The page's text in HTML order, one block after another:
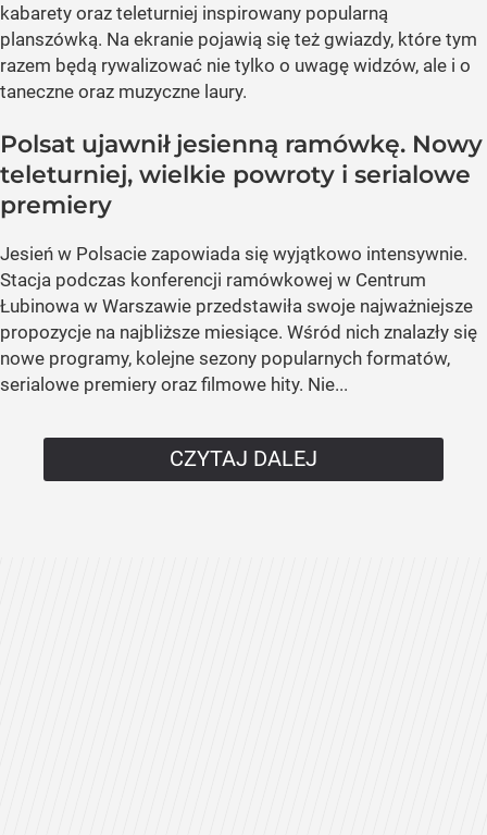
kabarety oraz teleturniej inspirowany popularną
planszówką. Na ekranie pojawią się też gwiazdy, które tym
razem będą rywalizować nie tylko o uwagę widzów, ale i o
taneczne oraz muzyczne laury.
Polsat ujawnił jesienną ramówkę. Nowy
teleturniej, wielkie powroty i serialowe
premiery
Jesień w Polsacie zapowiada się wyjątkowo intensywnie.
Stacja podczas konferencji ramówkowej w Centrum
Łubinowa w Warszawie przedstawiła swoje najważniejsze
propozycje na najbliższe miesiące. Wśród nich znalazły się
nowe programy, kolejne sezony popularnych formatów,
serialowe premiery oraz filmowe hity. Nie...
CZYTAJ DALEJ